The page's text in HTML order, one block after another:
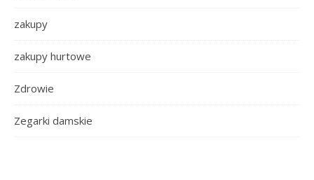
zakupy
zakupy hurtowe
Zdrowie
Zegarki damskie